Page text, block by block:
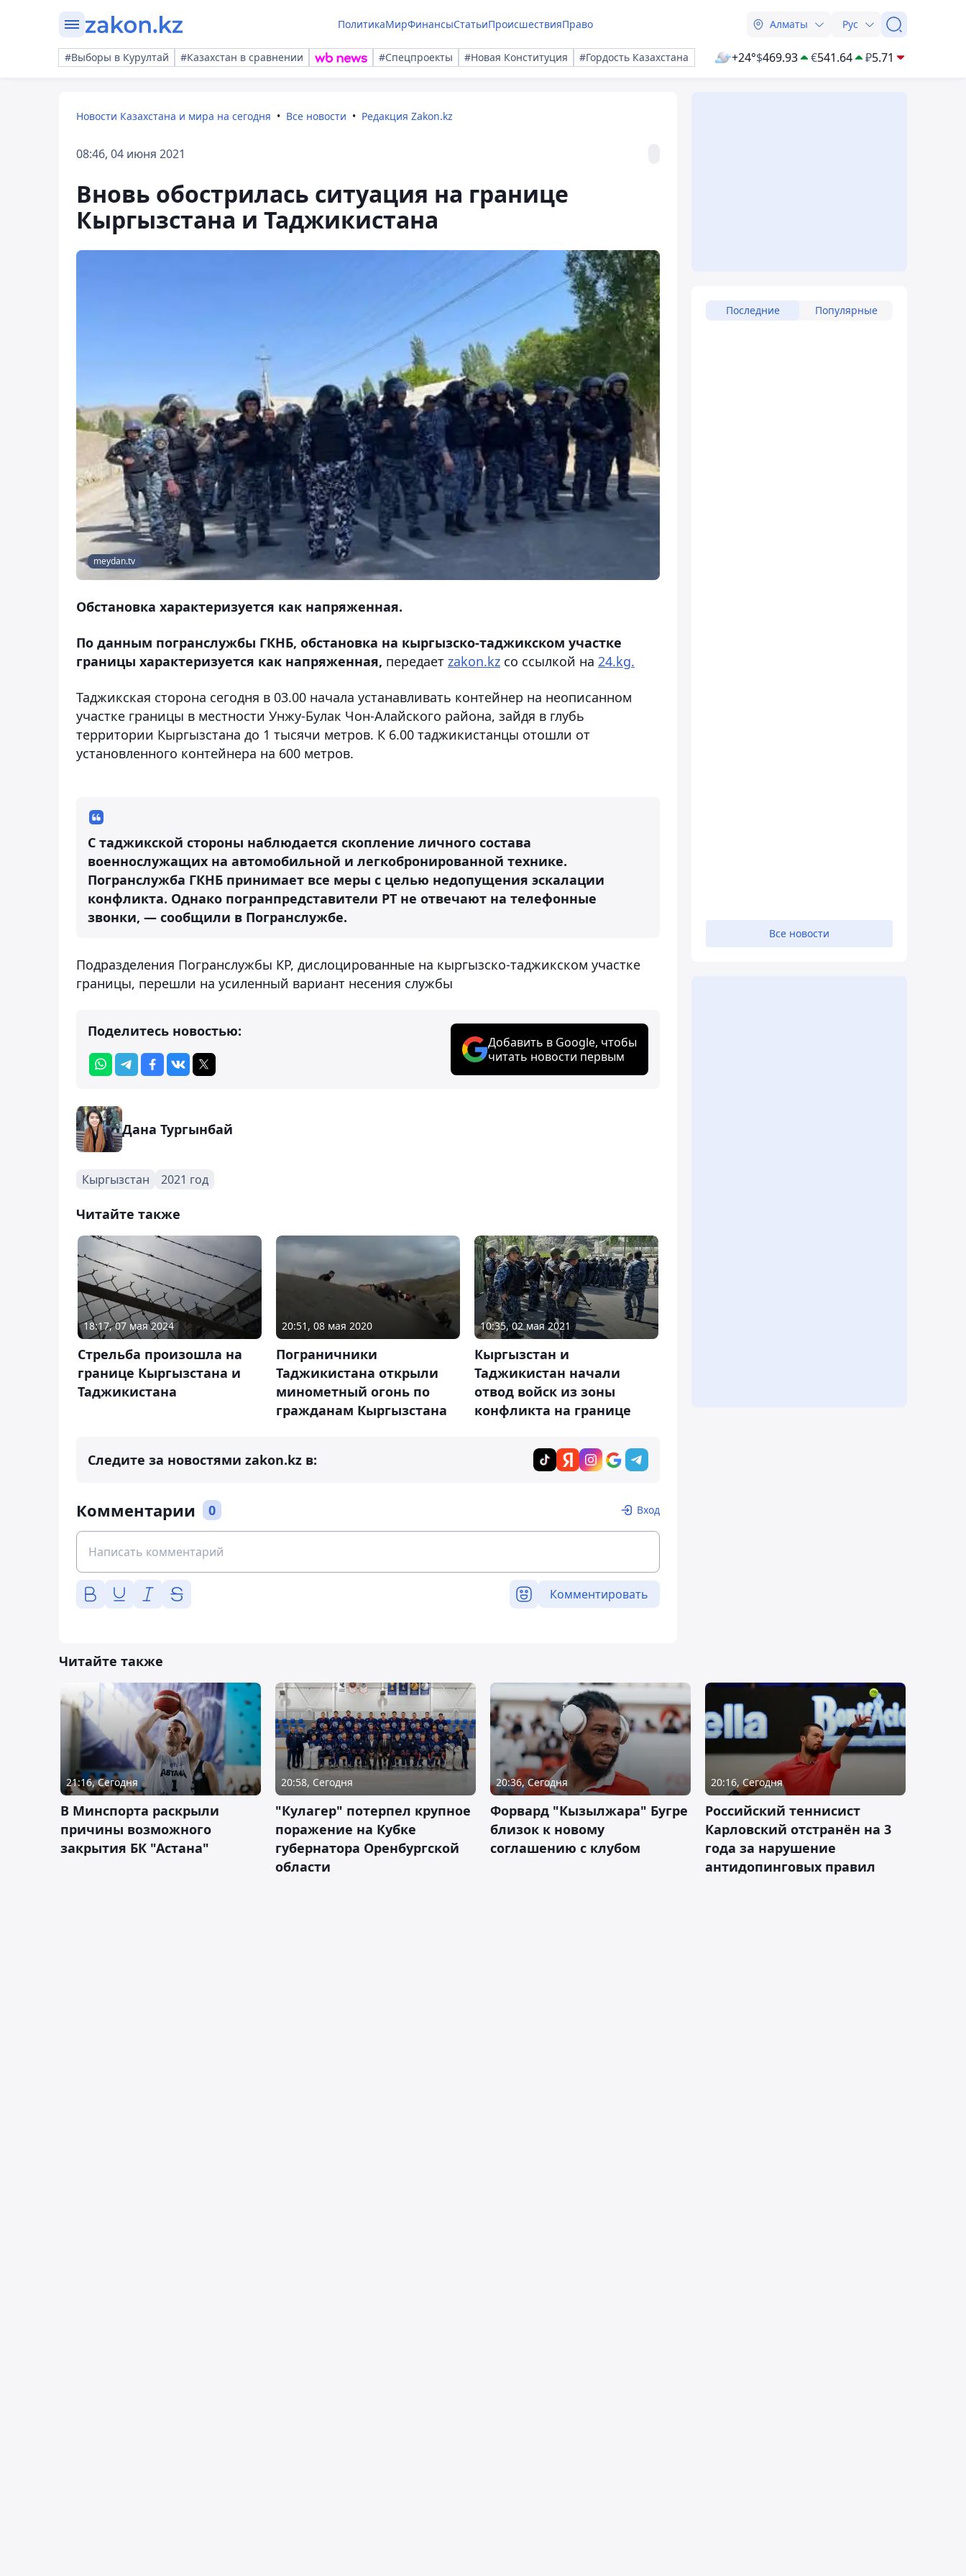
ПолитикаМирФинансыСтатьиПроисшествияПраво Алматы Рус
#Выборы в Курултай #Казахстан в сравнении #Спецпроекты #Новая Конституция #Гордость Казахстана +24°$469.93 €541.64 ₽5.71
Новости Казахстана и мира на сегодня Все новости Редакция Zakon.kz
08:46, 04 июня 2021
Вновь обострилась ситуация на границе
Кыргызстана и Таджикистана
meydan.tv
Обстановка характеризуется как напряженная.
По данным погранслужбы ГКНБ, обстановка на кыргызско-таджикском участке
границы характеризуется как напряженная, передает zakon.kz со ссылкой на 24.kg.
Таджикская сторона сегодня в 03.00 начала устанавливать контейнер на неописанном
участке границы в местности Унжу-Булак Чон-Алайского района, зайдя в глубь
территории Кыргызстана до 1 тысячи метров. К 6.00 таджикистанцы отошли от
установленного контейнера на 600 метров.
С таджикской стороны наблюдается скопление личного состава
военнослужащих на автомобильной и легкобронированной технике.
Погранслужба ГКНБ принимает все меры с целью недопущения эскалации
конфликта. Однако погранпредставители РТ не отвечают на телефонные
звонки, — сообщили в Погранслужбе.
Подразделения Погранслужбы КР, дислоцированные на кыргызско-таджикском участке
границы, перешли на усиленный вариант несения службы
Поделитесь новостью:
Добавить в Google, чтобы
читать новости первым
Дана Тургынбай
Кыргызстан 2021 год
Читайте также
18:17, 07 мая 2024
Стрельба произошла на
границе Кыргызстана и
Таджикистана
20:51, 08 мая 2020
Пограничники
Таджикистана открыли
минометный огонь по
гражданам Кыргызстана
10:35, 02 мая 2021
Кыргызстан и
Таджикистан начали
отвод войск из зоны
конфликта на границе
Следите за новостями zakon.kz в:
Комментарии 0 Вход
Комментировать
Последние Популярные
Все новости
Читайте также
21:16, Сегодня
В Минспорта раскрыли
причины возможного
закрытия БК "Астана"
20:58, Сегодня
"Кулагер" потерпел крупное
поражение на Кубке
губернатора Оренбургской
области
20:36, Сегодня
Форвард "Кызылжара" Бугре
близок к новому
соглашению с клубом
20:16, Сегодня
Российский теннисист
Карловский отстранён на 3
года за нарушение
антидопинговых правил